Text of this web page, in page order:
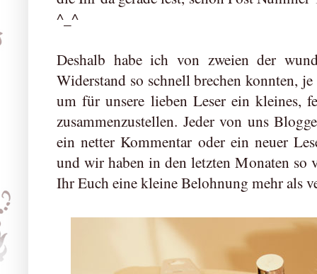
^_^
Deshalb habe ich von zweien der
Widerstand so schnell brechen konnten,
um für unsere lieben Leser ein kleines,
zusammenzustellen. Jeder von uns
ein netter Kommentar oder ein neuer
und wir haben in den letzten Monaten so
Ihr Euch eine kleine Belohnung mehr als